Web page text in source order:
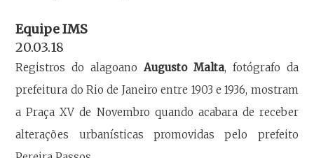
Equipe IMS
20.03.18
Registros do alagoano Augusto Malta, fotógrafo da
prefeitura do Rio de Janeiro entre 1903 e 1936, mostram
a Praça XV de Novembro quando acabara de receber
alterações urbanísticas promovidas pelo prefeito